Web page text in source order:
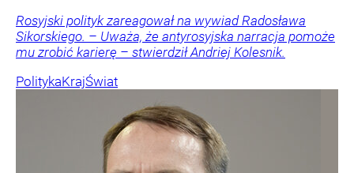
Rosyjski polityk zareagował na wywiad Radosława
Sikorskiego. – Uważa, że antyrosyjska narracja pomoże
mu zrobić karierę – stwierdził Andriej Kolesnik.
PolitykaKrajŚwiat